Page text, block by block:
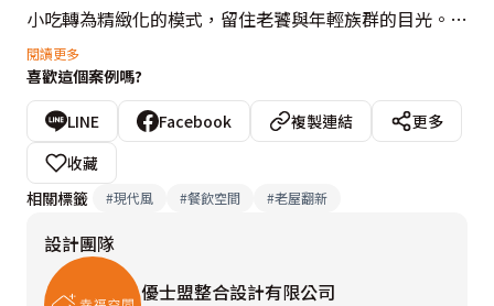
小吃轉為精緻化的模式，留住老饕與年輕族群的目光。
負責本次項目的優士盟整合設計，以「汲取在地文化精
華，融入現代生活為念」，在空間的規劃上，設計師
Philips使用重點食材的「紅美黑大方」為色彩基調，並
結合早期台灣6、70年代的傳統元素，例如花磚、抿石子
又乾淨時尚的用餐氛圍。
閱讀更多
喜歡這個案例嗎?
LINE Facebook 複製連結
更多
收藏
相關標籤
#現代風 #餐飲空間 #老屋翻新
設計團隊
優士盟整合設計有限公司